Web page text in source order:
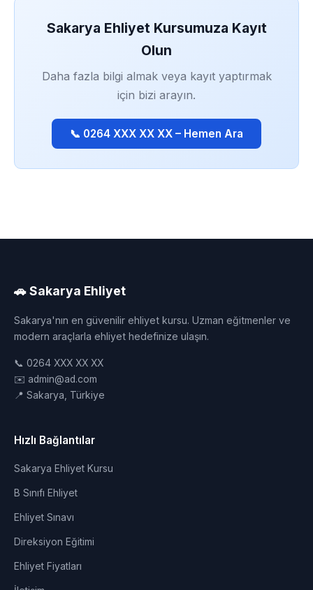
Sakarya Ehliyet Kursumuza Kayıt
Olun
Daha fazla bilgi almak veya kayıt yaptırmak
için bizi arayın.
📞 0264 XXX XX XX – Hemen Ara
🚗 Sakarya Ehliyet
Sakarya'nın en güvenilir ehliyet kursu. Uzman eğitmenler ve
modern araçlarla ehliyet hedefinize ulaşın.
📞 0264 XXX XX XX
✉️ admin@ad.com
📍 Sakarya, Türkiye
Hızlı Bağlantılar
Sakarya Ehliyet Kursu
B Sınıfı Ehliyet
Ehliyet Sınavı
Direksiyon Eğitimi
Ehliyet Fiyatları